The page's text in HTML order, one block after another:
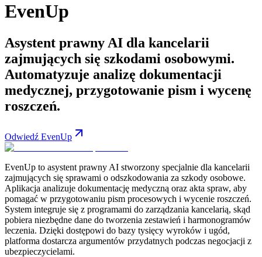
EvenUp
Asystent prawny AI dla kancelarii
zajmujących się szkodami osobowymi.
Automatyzuje analizę dokumentacji
medycznej, przygotowanie pism i wycenę
roszczeń.
Odwiedź EvenUp
EvenUp to asystent prawny AI stworzony specjalnie dla kancelarii
zajmujących się sprawami o odszkodowania za szkody osobowe.
Aplikacja analizuje dokumentację medyczną oraz akta spraw, aby
pomagać w przygotowaniu pism procesowych i wycenie roszczeń.
System integruje się z programami do zarządzania kancelarią, skąd
pobiera niezbędne dane do tworzenia zestawień i harmonogramów
leczenia. Dzięki dostępowi do bazy tysięcy wyroków i ugód,
platforma dostarcza argumentów przydatnych podczas negocjacji z
ubezpieczycielami.